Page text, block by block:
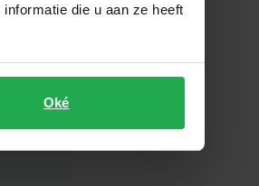
die u aan ze heeft
Oké